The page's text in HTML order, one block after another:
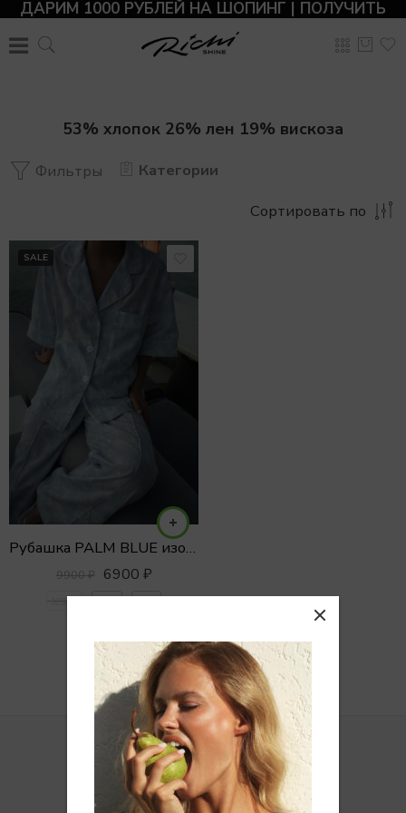
ДАРИМ 1000 РУБЛЕЙ НА ШОПИНГ | ПОЛУЧИТЬ
53% хлопок 26% лен 19% вискоза
Фильтры
Категории
Сортировать по
SALE
Рубашка PALM BLUE изо льна и вискозы
9900₽ 6900 ₽
XS/S S/M M/L